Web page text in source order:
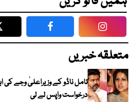
Twitter Facebook
متعلقہ خبریں
تامل ناڈو کے وزیراعلیٰ وجے کی
درخواست واپس لے لی